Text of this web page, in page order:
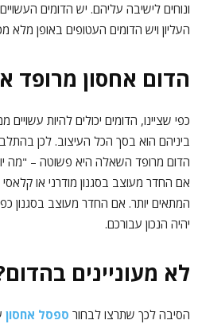
ונוחים לישיבה עליהם. יש הדומים
העליון ויש הדומים העטופים באופן מלא
הדום אחסון מרופד
כפי שציינו, הדומים יכולים להיות עשויים
ביניהם הוא בסך הכל העיצוב. לכן
הדום מרופד השאלה היא פשוטה – "מה
אם החדר מעוצב בסגנון מודרני או
המתאים יותר. אם החדר מעוצב בסגנון
יהיה הנכון עבורכם.
לא מעוניינים
הסיבה לכך שתרצו לבחור ספסל אחסון